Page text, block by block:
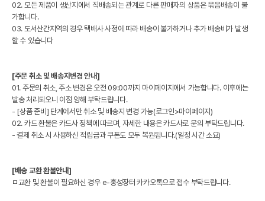
02. 모든 제품이 생산지에서 직배송되는 관계로 다른 판매자의 상품은 묶음배송이 불
가합니다.
03. 도서산간지역의 경우 택배사 사정에 따라 배송이 불가하거나 추가 배송비가 발생
할 수 있습니다
[주문 취소 및 배송지변경 안내]
01. 주문의 취소, 주소 변경은 오전 09:00까지 마이페이지에서 가능합니다. 이후에는
발송 처리되오니 이점 양해 부탁드립니다.
- [상품 준비] 단계에서만 취소 및 배송지 변경 가능(로그인>마이페이지)
02. 카드 환불은 카드사 정책에 따르며, 자세한 내용은 카드사로 문의 부탁드립니다.
- 결제 취소 시 사용하신 적립금과 쿠폰도 모두 복원됩니다.(일정 시간 소요)
[배송 교환 환불안내]
ㅁ교환 및 환불이 필요하신 경우 e-홍성장터 카카오톡으로 접수 부탁드립니다.